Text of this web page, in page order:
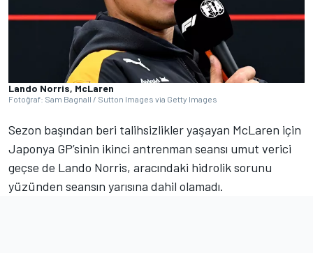
Lando Norris, McLaren
Fotoğraf: Sam Bagnall / Sutton Images via Getty Images
Sezon başından beri talihsizlikler yaşayan McLaren için
Japonya GP’sinin ikinci antrenman seansı umut verici
geçse de Lando Norris, aracındaki hidrolik sorunu
yüzünden seansın yarısına dahil olamadı.